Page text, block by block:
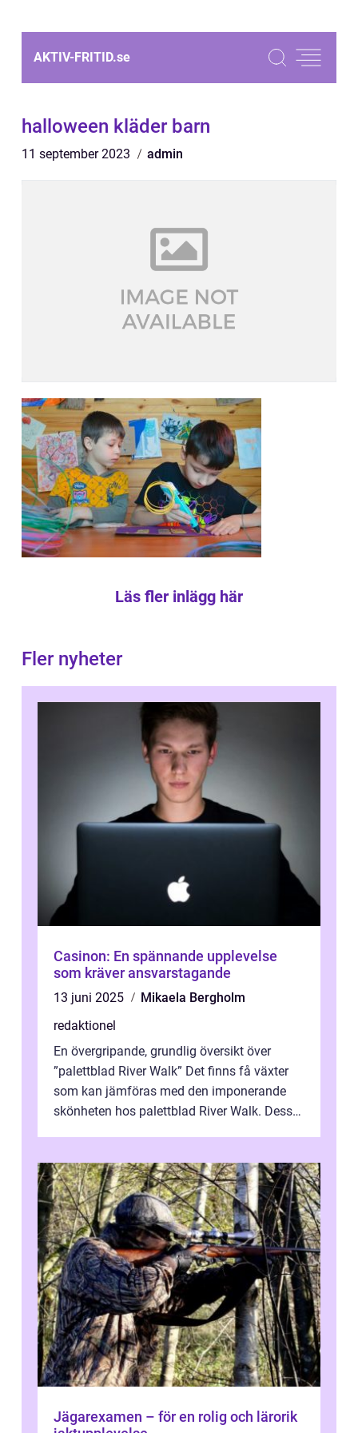
AKTIV-FRITID.se
halloween kläder barn
11 september 2023 admin
Läs fler inlägg här
Fler nyheter
Casinon: En spännande upplevelse
som kräver ansvarstagande
13 juni 2025
Mikaela Bergholm
redaktionel
En övergripande, grundlig översikt över
”palettblad River Walk” Det finns få växter
som kan jämföras med den imponerande
skönheten hos palettblad River Walk. Dess
Jägarexamen – för en rolig och lärorik